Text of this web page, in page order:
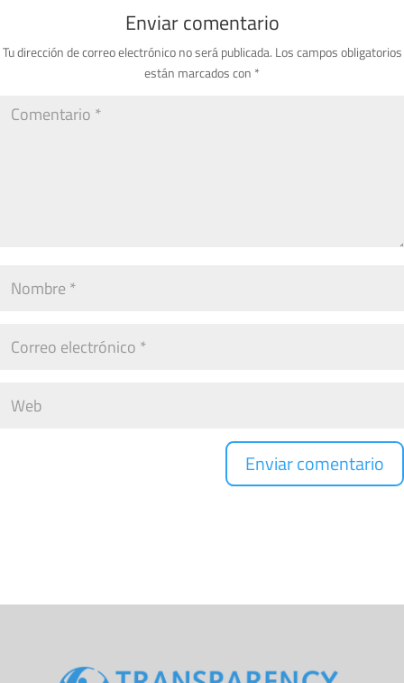
Enviar comentario
Tu dirección de correo electrónico no será publicada. Los campos obligatorios
están marcados con *